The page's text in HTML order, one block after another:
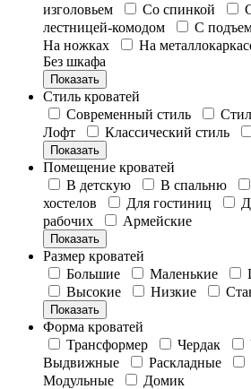
изголовьем
Со спинкой
лестницей-комодом
С
На ножках
На
Без шкафа
Показать
Стиль кроватей
Современный стиль
Лофт
Классический стиль
Показать
Помещение кроватей
В детскую
В спальню
хостелов
Для гостиниц
рабочих
Армейские
Показать
Размер кроватей
Большие
Маленькие
Высокие
Низкие
Показать
Форма кроватей
Трансформер
Чердак
Выдвижные
Раскладные
Модульные
Домик